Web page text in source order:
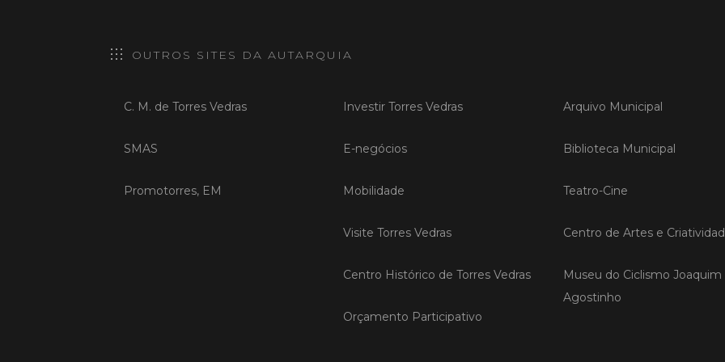
de
OUTROS SITES DA AUTARQUIA
C. M. de Torres Vedras
SMAS
Promotorres, EM
Investir Torres Vedras
E-negócios
Mobilidade
Visite Torres Vedras
Centro Histórico de Torres Vedras
Orçamento Participativo
Arquivo Municipal
Biblioteca Municipal
Teatro-Cine
Centro de Artes e
Museu do Ciclismo Joaquim
Agostinho